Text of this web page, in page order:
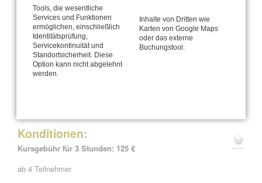
Termine Spezial-Workshops
Kaarst
Samstag 03. Oktober 2026
10:00 - 13:00 Uhr
hybrid:
Kaarst oder online
Konditionen:
Kursgebühr für 3 Stunden: 125 €
ab 4 Teilnehmer
Tools, die wesentliche
Services und Funktionen
ermöglichen, einschließlich
Identitätsprüfung,
Servicekontinuität und
Standortsicherheit. Diese
Option kann nicht abgelehnt
werden.
Inhalte von Dritten wie
Karten von Google Maps
oder das externe
Buchungstool.